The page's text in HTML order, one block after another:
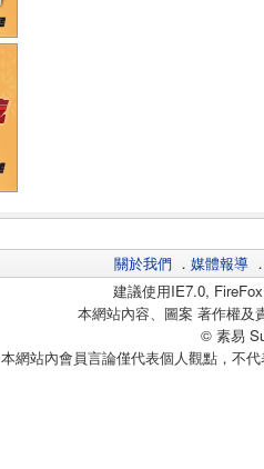
關於我們 ． 媒體報導
建議使用IE7.0,
本網站內容、圖案 著作權及
© 素易
本網站內會員言論僅代表個人觀點，不